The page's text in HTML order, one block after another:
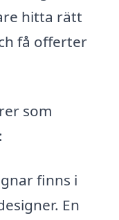
hitta rätt
få offerter
som
finns i
En